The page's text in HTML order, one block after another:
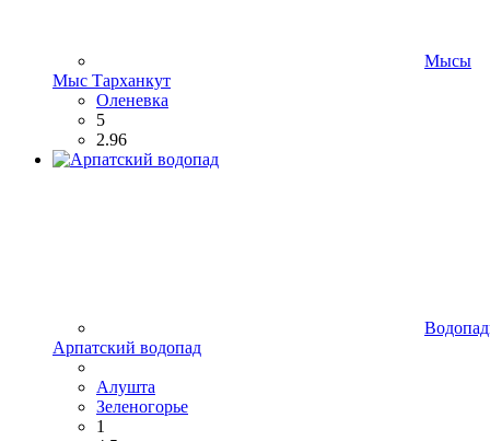
Мысы
Мыс Тарханкут
Оленевка
5
2.96
Арпатский водопад
Алушта
Зеленогорье
1